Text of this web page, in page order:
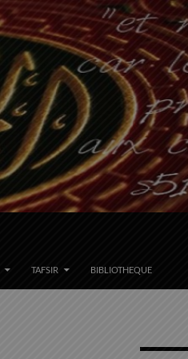
TAFSIR BIBLIOTHEQUE